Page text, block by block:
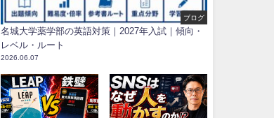
ブログ
名城大学薬学部の英語対策｜2027年入試｜傾向・
レベル・ルート
2026.06.07